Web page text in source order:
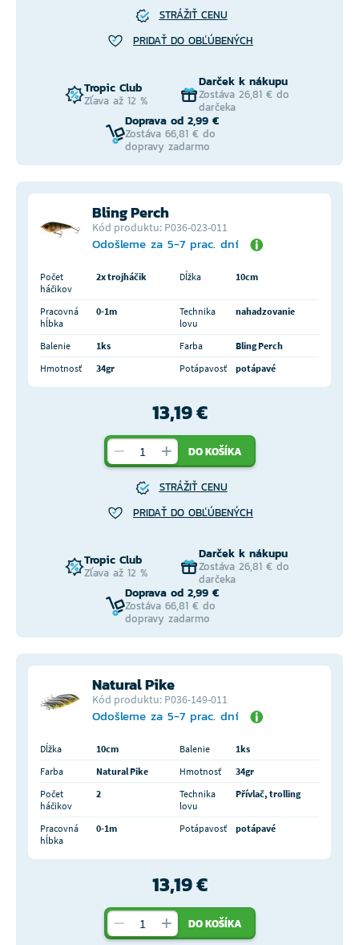
STRÁŽIŤ CENU
PRIDAŤ DO OBĽÚBENÝCH
Tropic Club
Zľava až 12 %
Darček k nákupu
Zostáva 26,81 € do
darčeka
Doprava od 2,99 €
Zostáva 66,81 € do
dopravy zadarmo
Bling Perch
Kód produktu: P036-023-011
Odošleme za 5-7 prac. dní
Počet
háčikov
2x trojháčik Dĺžka 10cm
Pracovná
hĺbka
0-1m
Technika
lovu
nahadzovanie
Balenie 1ks Farba
Bling Perch
Hmotnosť
34gr Potápavosť potápavé
13,19 €
DO KOŠÍKA
STRÁŽIŤ CENU
PRIDAŤ DO OBĽÚBENÝCH
Tropic Club
Zľava až 12 %
Darček k nákupu
Zostáva 26,81 € do
darčeka
Doprava od 2,99 €
Zostáva 66,81 € do
dopravy zadarmo
Natural Pike
Kód produktu: P036-149-011
Odošleme za 5-7 prac. dní
Dĺžka 10cm Balenie
1ks
Farba
Natural Pike Hmotnosť
34gr
Počet
háčikov
2
Technika
lovu
Přívlač, trolling
Pracovná
hĺbka
0-1m Potápavosť potápavé
13,19 €
DO KOŠÍKA